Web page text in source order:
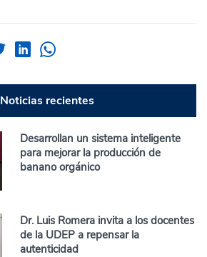
Noticias recientes
Desarrollan un sistema inteligente
para mejorar la producción de
banano orgánico
Dr. Luis Romera invita a los docentes
de la UDEP a repensar la
autenticidad